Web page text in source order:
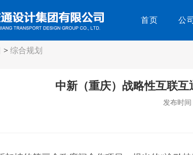
首页 公
> 综合规划
中新（重庆）战略性互联
发布时间